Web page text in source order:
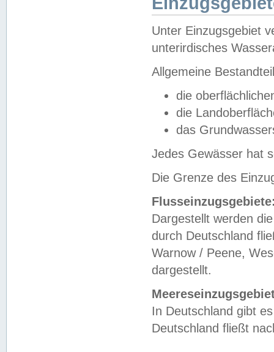
Unter Einzugsgebiet
unterirdisches
Allgemeine
die
die
das
Jedes Gewässer hat
Die Grenze des
Dargestellt werden
durch Deutschland
Warnow / Peene,
dargestellt.
In Deutschland gibt
Deutschland fließt